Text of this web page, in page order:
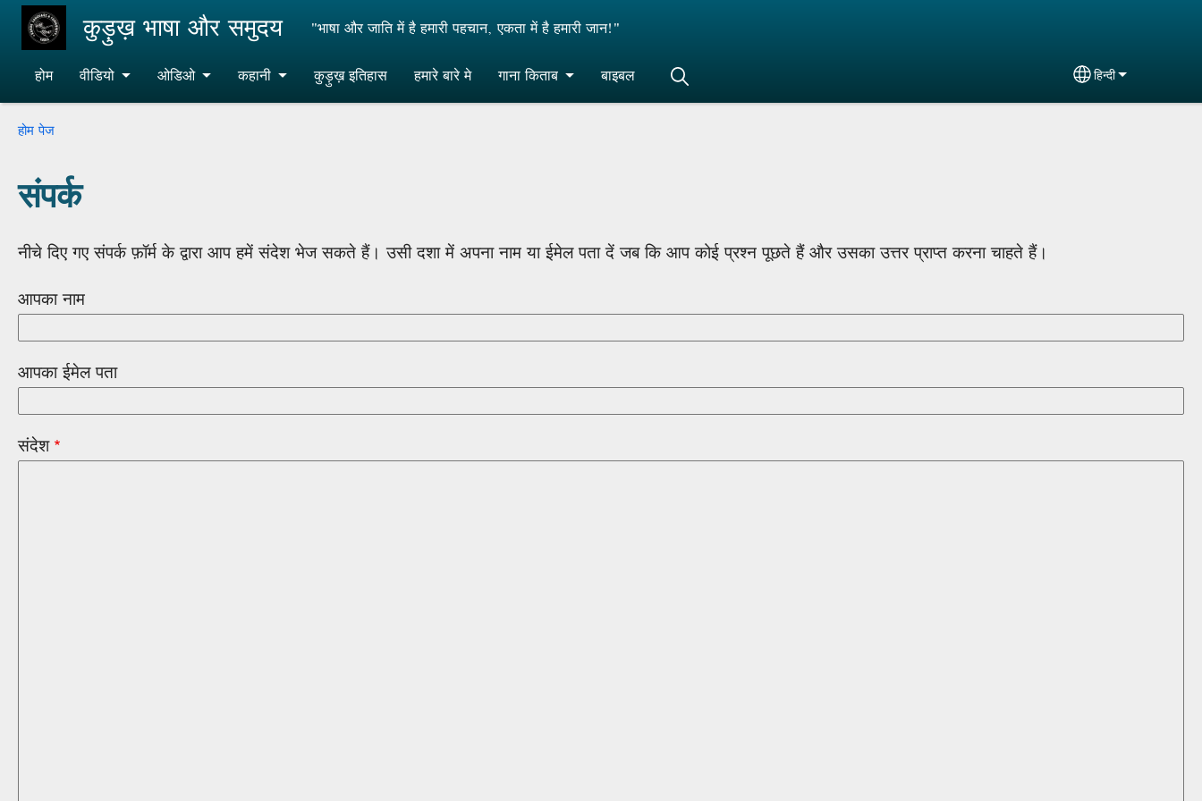
Skip to main contentकुड़ुख़ भाषा और समुदय "भाषा और जाति में है हमारी पहचान, एकता में है हमारी जान!"
होम वीडियो ओडिओ कहानी कुड़ुख़ इतिहास हमारे बारे मे गाना किताब बाइबल Select your
हिन्दी
Breadcrumb
होम पेज
संपर्क
नीचे दिए गए संपर्क फ़ॉर्म के द्वारा आप हमें संदेश भेज सकते हैं। उसी दशा में अपना नाम या ईमेल पता दें जब कि आप कोई प्रश्न पूछते हैं और उसका उत्तर प्राप्त करना चाहते हैं।
आपका नाम
आपका ईमेल पता
संदेश